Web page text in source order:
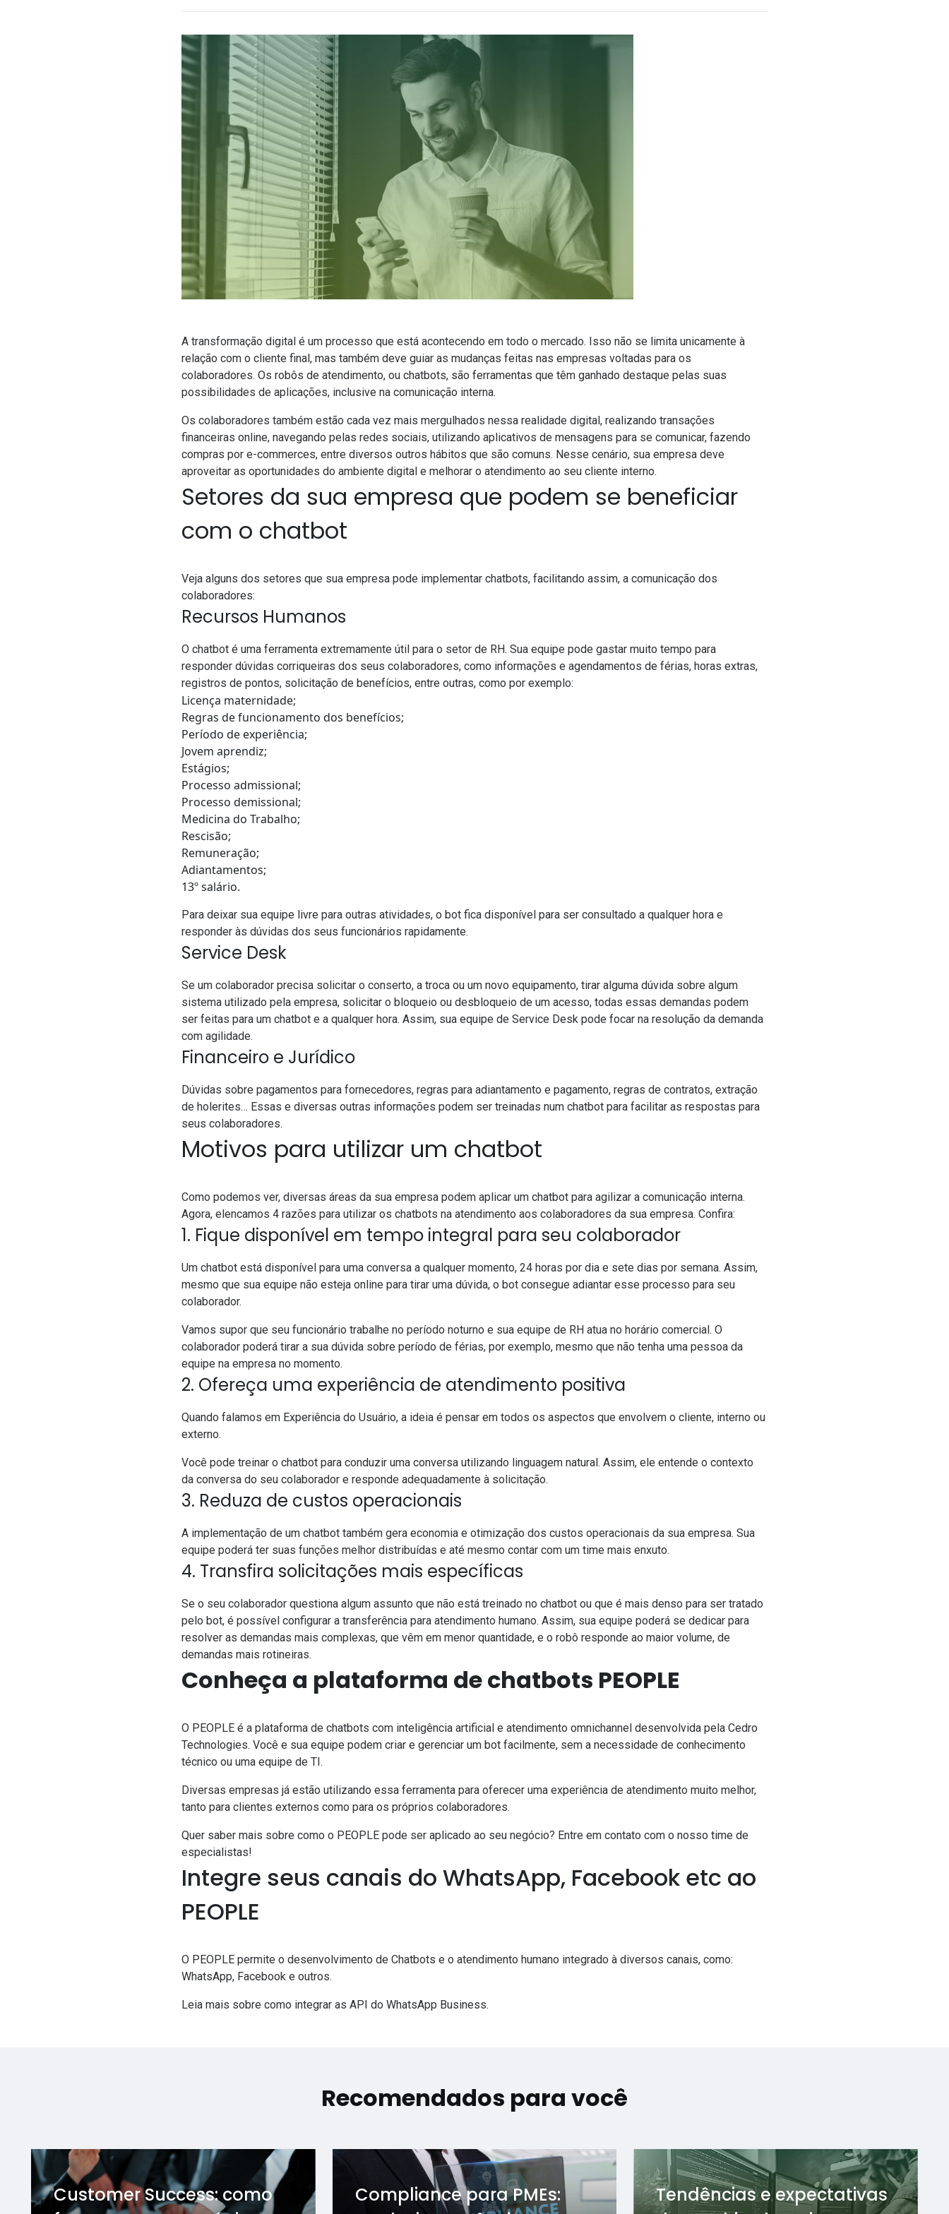
Atransformação digital é um processo que está acontecendo em todo o mercado. Isso não se limita unicamente à
relação com o cliente final, mas também deve guiar as mudanças feitas nas empresas voltadas para os
colaboradores.Os robôs de atendimento, ou chatbots, são ferramentas que têm ganhado destaque pelas suas
possibilidades de aplicações, inclusive na comunicação interna.
Os colaboradores também estão cada vez mais mergulhados nessa realidade digital, realizando transações
financeiras online, navegando pelas redes sociais, utilizando aplicativos de mensagens para se comunicar, fazendo
compras por e-commerces, entre diversos outros hábitos que são comuns. Nesse cenário, sua empresa deve
aproveitar as oportunidades do ambiente digital e melhorar o atendimento ao seu cliente interno.
Setores da sua empresa que podem se beneficiar
com o chatbot
Veja alguns dos setores que sua empresa pode implementar chatbots, facilitando assim, a comunicação dos
colaboradores:
Recursos Humanos
O chatbot é uma ferramenta extremamente útil para o setor de RH. Sua equipe pode gastar muito tempo para
responder dúvidas corriqueiras dos seus colaboradores, como informações e agendamentos de férias, horas extras,
registros de pontos, solicitação de benefícios, entre outras, como por exemplo:
Licença maternidade;
Regras de funcionamento dos benefícios;
Período de experiência;
Jovem aprendiz;
Estágios;
Processo admissional;
Processo demissional;
Medicina do Trabalho;
Rescisão;
Remuneração;
Adiantamentos;
13º salário.
Para deixar sua equipe livre para outras atividades, o bot fica disponível para ser consultado a qualquer hora e
responder às dúvidas dos seus funcionários rapidamente.
Service Desk
Se um colaborador precisa solicitar o conserto, a troca ou um novo equipamento, tirar alguma dúvida sobre algum
sistema utilizado pela empresa, solicitar o bloqueio ou desbloqueio de um acesso, todas essas demandas podem
ser feitas para um chatbot e a qualquer hora. Assim, sua equipe de Service Desk pode focar na resolução da demanda
com agilidade.
Financeiro e Jurídico
Dúvidas sobre pagamentos para fornecedores, regras para adiantamento e pagamento, regras de contratos, extração
de holerites… Essas e diversas outras informações podem ser treinadas num chatbot para facilitar as respostas para
seus colaboradores.
Motivos para utilizar um chatbot
Como podemos ver, diversas áreas da sua empresa podem aplicar um chatbot para agilizar a comunicação interna.
Agora, elencamos 4 razões para utilizar os chatbots na atendimento aos colaboradores da sua empresa. Confira:
1. Fique disponível em tempo integral para seu colaborador
Um chatbot está disponível para uma conversa a qualquer momento, 24 horas por dia e sete dias por semana. Assim,
mesmo que sua equipe não esteja online para tirar uma dúvida, o bot consegue adiantar esse processo para seu
colaborador.
Vamos supor que seu funcionário trabalhe no período noturno e sua equipe de RH atua no horário comercial. O
colaborador poderá tirar a sua dúvida sobre período de férias, por exemplo, mesmo que não tenha uma pessoa da
equipe na empresa no momento.
2. Ofereça uma experiência de atendimento positiva
Quando falamos em Experiência do Usuário, a ideia é pensar em todos os aspectos que envolvem o cliente, interno ou
externo.
Você pode treinar o chatbot para conduzir uma conversa utilizando linguagem natural. Assim, ele entende o contexto
da conversa do seu colaborador e responde adequadamente à solicitação.
3. Reduza de custos operacionais
A implementação de um chatbot também gera economia e otimização dos custos operacionais da sua empresa. Sua
equipe poderá ter suas funções melhor distribuídas e até mesmo contar com um time mais enxuto.
4. Transfira solicitações mais específicas
Se o seu colaborador questiona algum assunto que não está treinado no chatbot ou que é mais denso para ser tratado
pelo bot, é possível configurar a transferência para atendimento humano. Assim, sua equipe poderá se dedicar para
resolver as demandas mais complexas, que vêm em menor quantidade, e o robô responde ao maior volume, de
demandas mais rotineiras.
Conheça a plataforma de chatbots PEOPLE
O PEOPLE é aplataforma de chatbots com inteligência artificial e atendimento omnichanneldesenvolvida pelaCedro
Technologies. Você e sua equipe podem criar e gerenciar um bot facilmente, sem a necessidade de conhecimento
técnico ou uma equipe de TI.
Diversas empresas já estão utilizando essa ferramenta para oferecer uma experiência de atendimento muito melhor,
tanto para clientes externos como para os próprios colaboradores.
Quer saber mais sobre como o PEOPLE pode ser aplicado ao seu negócio? Entre em contato com o nosso time de
especialistas!
Integre seus canais do WhatsApp, Facebook etc ao
PEOPLE
O PEOPLE permite o desenvolvimento de Chatbots e o atendimento humano integrado à diversos canais, como:
WhatsApp, Facebook e outros.
Leia mais sobre como integrar asAPI do WhatsApp Business.
Recomendados para você
Customer Success: como
Compliance para PMEs:
Tendências e expectativas